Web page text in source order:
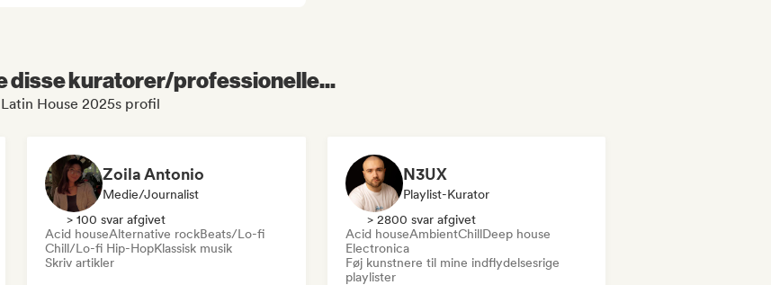
disse kuratorer/professionelle...
House 2025s profil
Zoila Antonio
Medie/journalist
> 100 svar afgivet
Acid houseAlternative rockBeats/Lo-fi
Chill/Lo-fi Hip-HopKlassisk musik
Skriv artikler
N3UX
Playlist-Kurator
> 2800 svar afgivet
Acid houseAmbientChillDeep house
Electronica
Føj kunstnere til mine indflydelsesrige
playlister